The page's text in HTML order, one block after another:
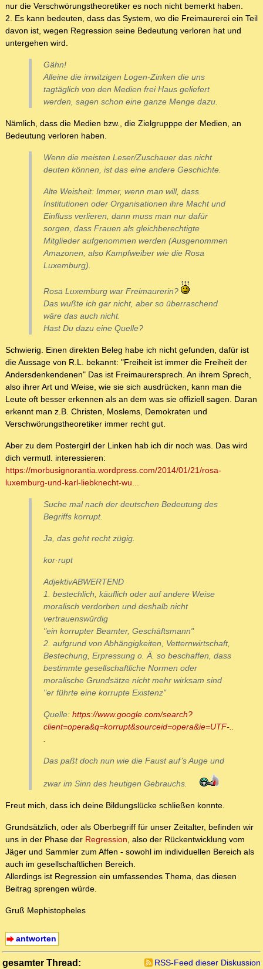
nur die Verschwörungstheoretiker es noch nicht bemerkt haben.
2. Es kann bedeuten, dass das System, wo die Freimaurerei ein Teil
davon ist, wegen Regression seine Bedeutung verloren hat und
untergehen wird.
Gähn!
Alleine die irrwitzigen Logen-Zinken die uns
tagtäglich von den Medien frei Haus geliefert
werden, sagen schon eine ganze Menge dazu.
Nämlich, dass die Medien bzw., die Zielgrupppe der Medien, an
Bedeutung verloren haben.
Wenn die meisten Leser/Zuschauer das nicht
deuten können, ist das eine andere Geschichte.
Alte Weisheit: Immer, wenn man will, dass
Institutionen oder Organisationen ihre Macht und
Einfluss verlieren, dann muss man nur dafür
sorgen, dass Frauen als gleichberechtigte
Mitglieder aufgenommen werden (Ausgenommen
Amazonen, also Kampfweiber wie die Rosa
Luxemburg).
Rosa Luxemburg war Freimaurerin?
Das wußte ich gar nicht, aber so überraschend
wäre das auch nicht.
Hast Du dazu eine Quelle?
Schwierig. Einen direkten Beleg habe ich nicht gefunden, dafür ist
die Aussage von R.L. bekannt: "Freiheit ist immer die Freiheit der
Andersdenkendenen" Das ist Freimaurersprech. An ihrem Sprech,
also ihrer Art und Weise, wie sie sich ausdrücken, kann man die
Leute oft besser erkennen als an dem was sie offiziell sagen. Daran
erkennt man z.B. Christen, Moslems, Demokraten und
Verschwörungstheoretiker immer recht gut.
Aber zu dem Postergirl der Linken hab ich dir noch was. Das wird
dich vermutl. interessieren:
https://morbusignorantia.wordpress.com/2014/01/21/rosa-
luxemburg-und-karl-liebknecht-wu...
Suche mal nach der deutschen Bedeutung des
Begriffs korrupt.
Ja, das geht recht zügig.
kor·rupt
AdjektivABWERTEND
1. bestechlich, käuflich oder auf andere Weise
moralisch verdorben und deshalb nicht
vertrauenswürdig
"ein korrupter Beamter, Geschäftsmann"
2. aufgrund von Abhängigkeiten, Vetternwirtschaft,
Bestechung, Erpressung o. Ä. so beschaffen, dass
bestimmte gesellschaftliche Normen oder
moralische Grundsätze nicht mehr wirksam sind
"er führte eine korrupte Existenz"
Quelle: https://www.google.com/search?
client=opera&q=korrupt&sourceid=opera&ie=UTF-..
.
Das paßt doch nun wie die Faust auf’s Auge und
zwar im Sinn des heutigen Gebrauchs.
Freut mich, dass ich deine Bildungslücke schließen konnte.
Grundsätzlich, oder als Oberbegriff für unser Zeitalter, befinden wir
uns in der Phase der Regression, also der Rückentwicklung vom
Jäger und Sammler zum Affen - sowohl im individuellen Bereich als
auch im gesellschaftlichen Bereich.
Allerdings ist Regression ein umfassendes Thema, das diesen
Beitrag sprengen würde.
Gruß Mephistopheles
antworten
gesamter Thread:
RSS-Feed dieser Diskussion